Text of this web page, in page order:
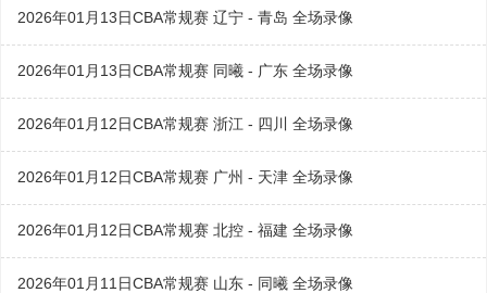
2026年01月13日CBA常规赛 辽宁 - 青岛 全场录像
2026年01月13日CBA常规赛 同曦 - 广东 全场录像
2026年01月12日CBA常规赛 浙江 - 四川 全场录像
2026年01月12日CBA常规赛 广州 - 天津 全场录像
2026年01月12日CBA常规赛 北控 - 福建 全场录像
2026年01月11日CBA常规赛 山东 - 同曦 全场录像